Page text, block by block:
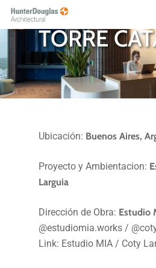
Skip
main
content
TORRE
Ubicación: Buenos Aires,
Proyecto y Ambientacion:
Larguia
Dirección de Obra: Estudio
@estudiomia.works /
Link: Estudio MIA / Coty